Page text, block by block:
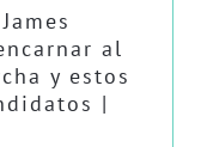
al
y estos
|